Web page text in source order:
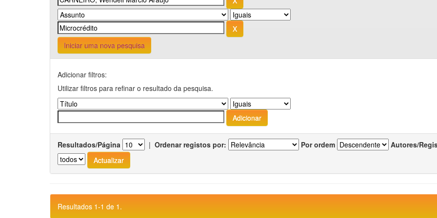
Iniciar uma nova pesquisa
Adicionar filtros:
Utilizar filtros para refinar o resultado da pesquisa.
Resultados/Página | Ordenar registos por: Por ordem Autores/
Resultados 1-1 de 1.